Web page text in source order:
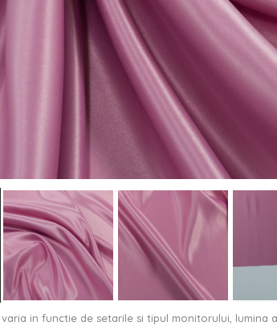
in functie de setarile si tipul monitorului, lumina